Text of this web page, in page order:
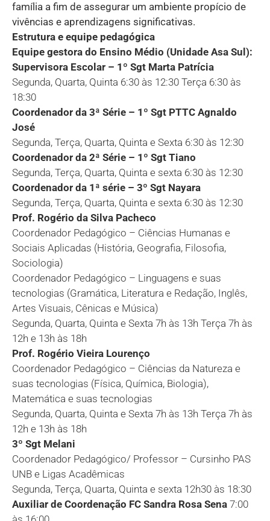
família a fim de assegurar um ambiente propício de
vivências e aprendizagens significativas.
Estrutura e equipe pedagógica
Equipe gestora do Ensino Médio (Unidade Asa Sul):
Supervisora Escolar – 1º Sgt Marta Patrícia
Segunda, Quarta, Quinta 6:30 às 12:30 Terça 6:30 às
18:30
Coordenador da 3ª Série – 1º Sgt PTTC Agnaldo
José
Segunda, Terça, Quarta, Quinta e Sexta 6:30 às 12:30
Coordenador da 2ª Série – 1º Sgt Tiano
Segunda, Terça, Quarta, Quinta e sexta 6:30 às 12:30
Coordenador da 1ª série – 3º Sgt Nayara
Segunda, Terça, Quarta, Quinta e sexta 6:30 às 12:30
Prof. Rogério da Silva Pacheco
Coordenador Pedagógico – Ciências Humanas e
Sociais Aplicadas (História, Geografia, Filosofia,
Sociologia)
Coordenador Pedagógico – Linguagens e suas
tecnologias (Gramática, Literatura e Redação, Inglês,
Artes Visuais, Cênicas e Música)
Segunda, Quarta, Quinta e Sexta 7h às 13h Terça 7h às
12h e 13h às 18h
Prof. Rogério Vieira Lourenço
Coordenador Pedagógico – Ciências da Natureza e
suas tecnologias (Física, Química, Biologia),
Matemática e suas tecnologias
Segunda, Quarta, Quinta e Sexta 7h às 13h Terça 7h às
12h e 13h às 18h
3º Sgt Melani
Coordenador Pedagógico/ Professor – Cursinho PAS
UNB e Ligas Acadêmicas
Segunda, Terça, Quarta, Quinta e sexta 12h30 às 18:30
Auxiliar de Coordenação FC Sandra Rosa Sena 7:00